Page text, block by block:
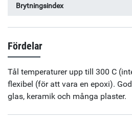
Brytningsindex
Fördelar
Tål temperaturer upp till 300 C
flexibel (för att vara en epoxi).
glas, keramik och många plaster.